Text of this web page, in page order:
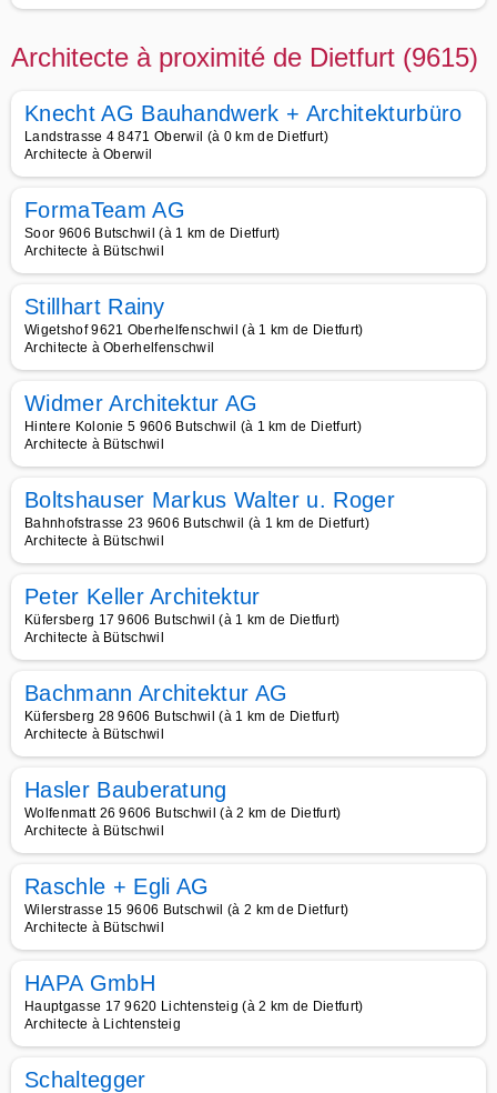
Architecte à proximité de Dietfurt (9615)
Knecht AG Bauhandwerk + Architekturbüro
Landstrasse 4 8471 Oberwil (à 0 km de Dietfurt)
Architecte à Oberwil
FormaTeam AG
Soor 9606 Butschwil (à 1 km de Dietfurt)
Architecte à Bütschwil
Stillhart Rainy
Wigetshof 9621 Oberhelfenschwil (à 1 km de Dietfurt)
Architecte à Oberhelfenschwil
Widmer Architektur AG
Hintere Kolonie 5 9606 Butschwil (à 1 km de Dietfurt)
Architecte à Bütschwil
Boltshauser Markus Walter u. Roger
Bahnhofstrasse 23 9606 Butschwil (à 1 km de Dietfurt)
Architecte à Bütschwil
Peter Keller Architektur
Küfersberg 17 9606 Butschwil (à 1 km de Dietfurt)
Architecte à Bütschwil
Bachmann Architektur AG
Küfersberg 28 9606 Butschwil (à 1 km de Dietfurt)
Architecte à Bütschwil
Hasler Bauberatung
Wolfenmatt 26 9606 Butschwil (à 2 km de Dietfurt)
Architecte à Bütschwil
Raschle + Egli AG
Wilerstrasse 15 9606 Butschwil (à 2 km de Dietfurt)
Architecte à Bütschwil
HAPA GmbH
Hauptgasse 17 9620 Lichtensteig (à 2 km de Dietfurt)
Architecte à Lichtensteig
Schaltegger